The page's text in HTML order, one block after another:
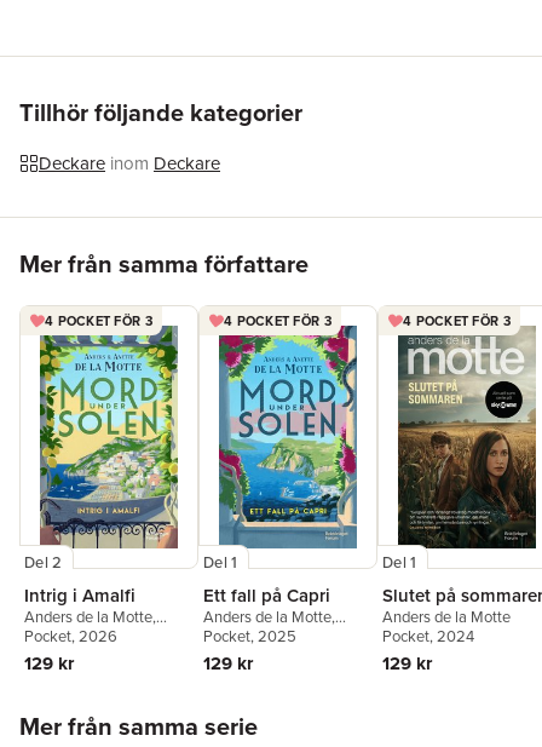
Medarbetare
Maria Sundberg
Miljömärkning
Tillhör följande kategorier
Deckare inom Deckare
Mer från samma författare
4 POCKET FÖR 3
Del 2
Intrig i Amalfi
Anders de la Motte,
Anette de la Motte
Pocket, 2026
129 kr
4 POCKET FÖR 3
Del 1
Ett fall på Capri
Anders de la Motte,
Anette de la Motte
Pocket, 2025
129 kr
4 POCKET FÖR 3
Del 1
Slutet på
Anders de la Motte
Pocket, 2024
129 kr
Mer från samma serie